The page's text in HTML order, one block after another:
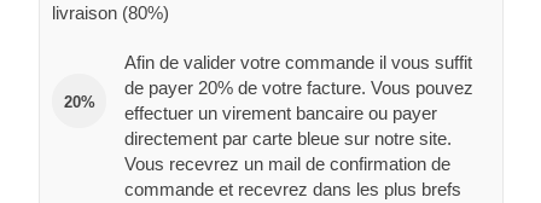
livraison (80%)
20%
Afin de valider votre commande il vous suffit
de payer 20% de votre facture. Vous pouvez
effectuer un virement bancaire ou payer
directement par carte bleue sur notre site.
Vous recevrez un mail de confirmation de
commande et recevrez dans les plus brefs